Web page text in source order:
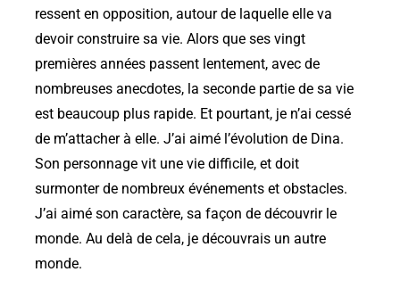
ressent en opposition, autour de laquelle elle va
devoir construire sa vie. Alors que ses vingt
premières années passent lentement, avec de
nombreuses anecdotes, la seconde partie de sa vie
est beaucoup plus rapide. Et pourtant, je n’ai cessé
de m’attacher à elle. J’ai aimé l’évolution de Dina.
Son personnage vit une vie difficile, et doit
surmonter de nombreux événements et obstacles.
J’ai aimé son caractère, sa façon de découvrir le
monde. Au delà de cela, je découvrais un autre
monde.